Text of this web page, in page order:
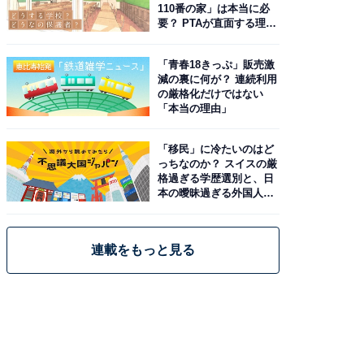
110番の家」は本当に必
要？ PTAが直面する理想
「青春18きっぷ」販売激
減の裏に何が？ 連続利用
の厳格化だけではない
「本当の理由」
「移民」に冷たいのはど
っちなのか？ スイスの厳
格過ぎる学歴選別と、日
本の曖昧過ぎる外国人政
連載をもっと見る